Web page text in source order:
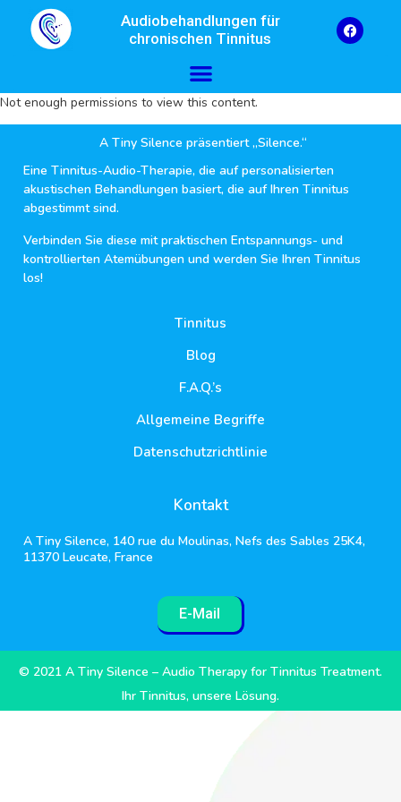
Audiobehandlungen für
chronischen Tinnitus
Not enough permissions to view this content.
A Tiny Silence präsentiert „Silence.“
Eine Tinnitus-Audio-Therapie, die auf personalisierten
akustischen Behandlungen basiert, die auf Ihren Tinnitus
abgestimmt sind.
Verbinden Sie diese mit praktischen Entspannungs- und
kontrollierten Atemübungen und werden Sie Ihren Tinnitus
los!
Tinnitus
Blog
F.A.Q.’s
Allgemeine Begriffe
Datenschutzrichtlinie
Kontakt
A Tiny Silence, 140 rue du Moulinas, Nefs des Sables 25K4,
11370 Leucate, France
E-Mail
© 2021 A Tiny Silence – Audio Therapy for Tinnitus Treatment.
Ihr Tinnitus, unsere Lösung.